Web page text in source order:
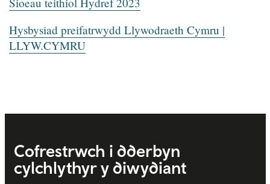
Hysbysiad preifatrwydd Llywodraeth Cymru |
LLYW.CYMRU
Cofrestrwch i dderbyn
cylchlythyr y diwydiant